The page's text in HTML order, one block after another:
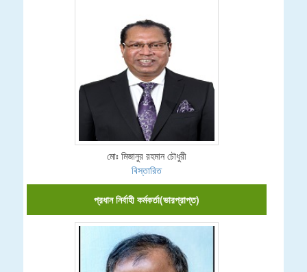
মোঃ মিজানুর রহমান চৌধুরী
বিস্তারিত
প্রধান নির্বাহী কর্মকর্তা(ভারপ্রাপ্ত)